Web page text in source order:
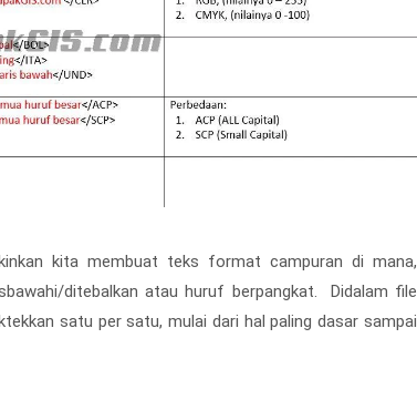
kita membuat teks format campuran di mana,
ditebalkan atau huruf berpangkat. Didalam file
satu per satu, mulai dari hal paling dasar sampai